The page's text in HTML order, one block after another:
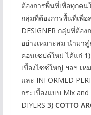
ต้องการพื้นที่เพื่อทุกคน
กลุ่มที่ต้องการพื้นที่เพื่อ
DESIGNER กลุ่มที่ต้อ
อย่างเหมาะสม นำมา
คอนเซปต์ใหม่ ได้แก่ 1)
เบื้องไซซ์ใหญ่ ฯลฯ เหม
และ INFORMED
กระเบื้องแบบ Mix
DIYERS 3) COTTO